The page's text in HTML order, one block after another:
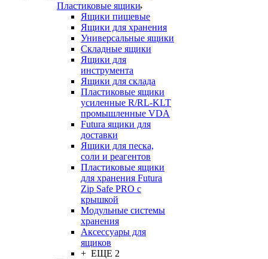
Пластиковые ящики
Ящики пищевые
Ящики для хранения
Универсальные ящики
Складные ящики
Ящики для
инструмента
Ящики для склада
Пластиковые ящики
усиленные R/RL-KLT
промышленные VDA
Futura ящики для
доставки
Ящики для песка,
соли и реагентов
Пластиковые ящики
для хранения Futura
Zip Safe PRO с
крышкой
Модульные системы
хранения
Аксессуары для
ящиков
+ ЕЩЕ 2